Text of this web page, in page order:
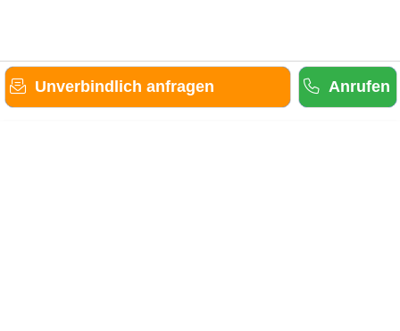
Unverbindlich anfragen Anrufen